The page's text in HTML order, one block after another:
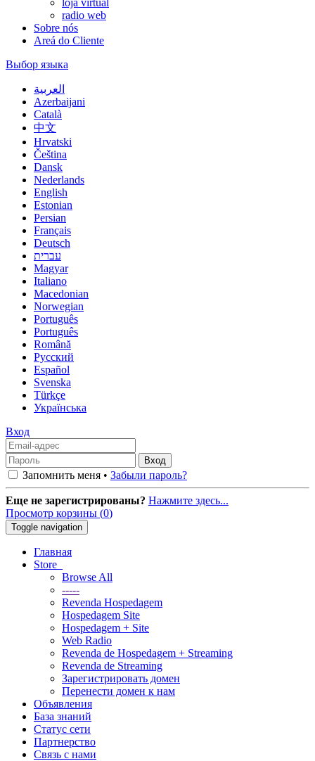
radio web
Sobre nós
Areá do Cliente
Выбор языка
العربية
Azerbaijani
Català
中文
Hrvatski
Čeština
Dansk
Nederlands
English
Estonian
Persian
Français
Deutsch
עברית
Magyar
Italiano
Macedonian
Norwegian
Português
Português
Română
Русский
Español
Svenska
Türkçe
Українська
Вход
Запомнить меня • Забыли пароль?
Еще не зарегистрированы? Нажмите здесь...
Просмотр корзины (0)
Toggle navigation
Главная
Store
Browse All
-----
Revenda Hospedagem
Hospedagem Site
Hospedagem + Site
Web Radio
Revenda de Hospedagem + Streaming
Revenda de Streaming
Зарегистрировать домен
Перенести домен к нам
Объявления
База знаний
Статус сети
Партнерство
Связь с нами